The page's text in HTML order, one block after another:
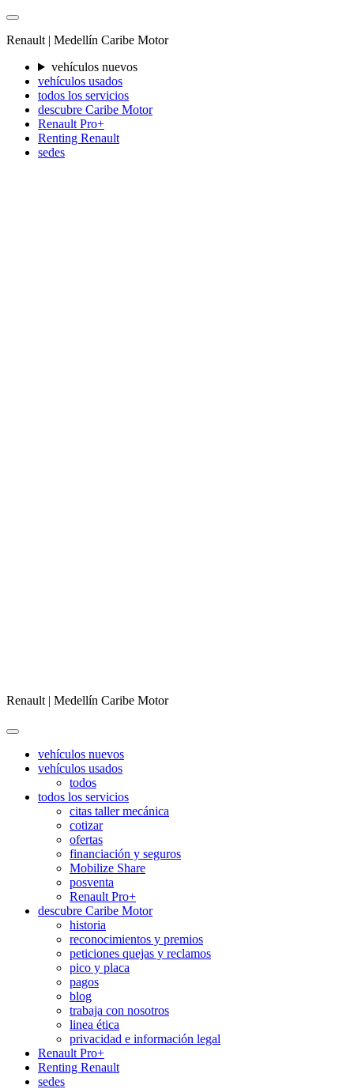
Renault | Medellín Caribe Motor
vehículos nuevos
vehículos usados
todos los servicios
descubre Caribe Motor
Renault Pro+
Renting Renault
sedes
Renault | Medellín Caribe Motor
vehículos nuevos
vehículos usados
todos
todos los servicios
citas taller mecánica
cotizar
ofertas
financiación y seguros
Mobilize Share
posventa
Renault Pro+
descubre Caribe Motor
historia
reconocimientos y premios
peticiones quejas y reclamos
pico y placa
pagos
blog
trabaja con nosotros
linea ética
privacidad e información legal
Renault Pro+
Renting Renault
sedes